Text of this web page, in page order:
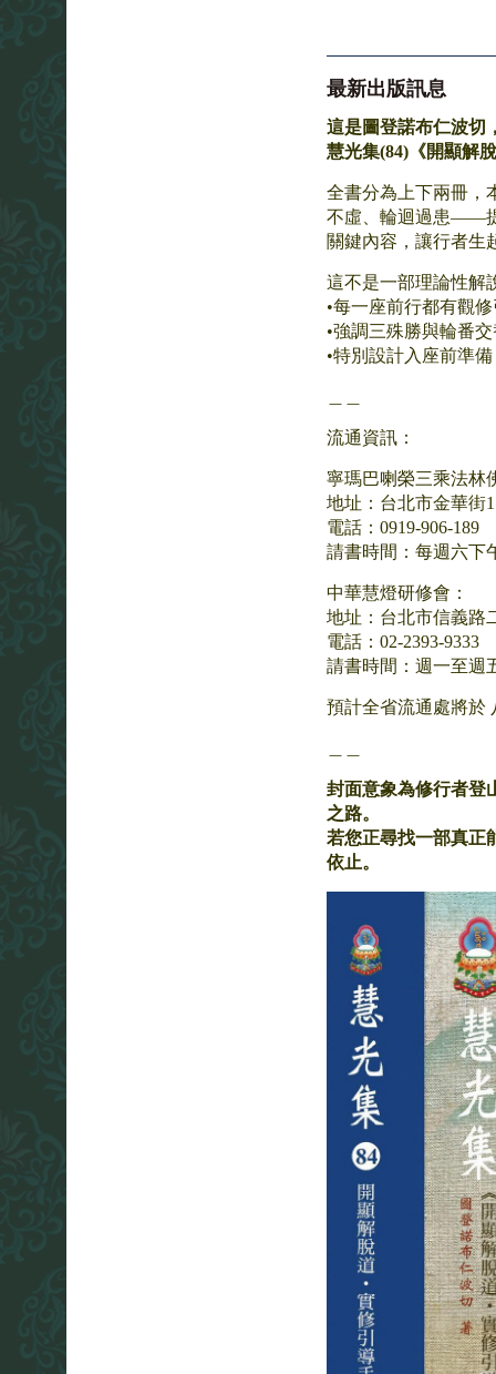
最新出版訊息
這是圖登諾布仁波切
慧光集(84)《開顯解
全書分為上下兩冊
不虛、輪迴過患——
關鍵內容，讓行者生
這不是一部理論性
•每一座前行都有觀
•強調三殊勝與輪番
•特別設計入座前準
流通資訊：
寧瑪巴喇榮三乘法林
地址：台北市金華街
電話：0919-906-189
請書時間：每週六下
中華慧燈研修會：
地址：台北市信義路
電話：02-2393-9333
請書時間：週一至週
預計全省流通處將於
封面意象為修行者登
之路。
若您正尋找一部真正
依止。